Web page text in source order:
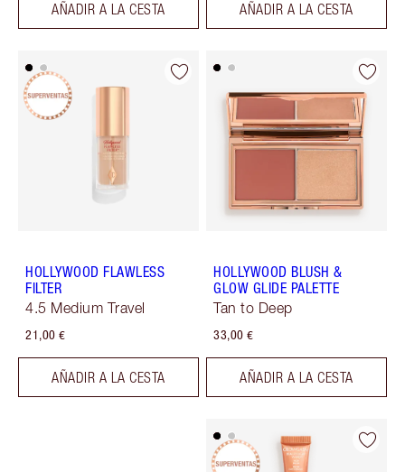
AÑADIR A LA CESTA AÑADIR A LA CESTA
HOLLYWOOD FLAWLESS
FILTER
4.5 Medium Travel
21,00 €
AÑADIR A LA CESTA
HOLLYWOOD BLUSH &
GLOW GLIDE PALETTE
Tan to Deep
33,00 €
AÑADIR A LA CESTA